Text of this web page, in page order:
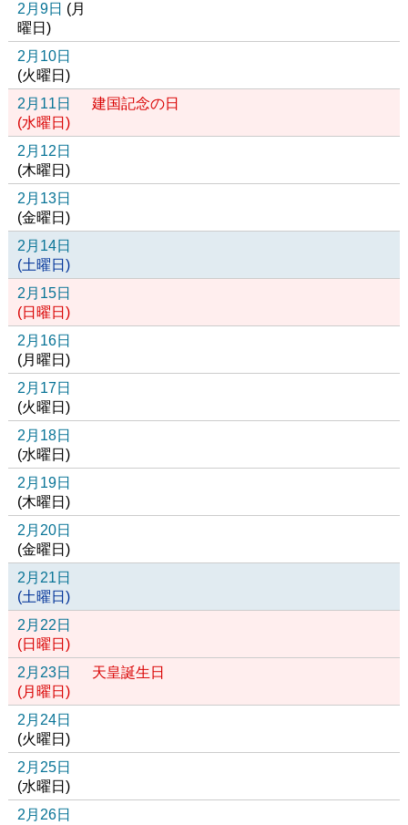
2月9日 (月
曜日 )
2月10日
(火曜日 )
2月11日
(水曜日 )
建国記念の日
2月12日
(木曜日 )
2月13日
(金曜日 )
2月14日
(土曜日 )
2月15日
(日 曜日 )
2月16日
(月 曜日 )
2月17日
(火曜日 )
2月18日
(水曜日 )
2月19日
(木曜日 )
2月20日
(金曜日 )
2月21日
(土曜日 )
2月22日
(日 曜日 )
2月23日
(月 曜日 )
天皇誕生日
2月24日
(火曜日 )
2月25日
(水曜日 )
2月26日